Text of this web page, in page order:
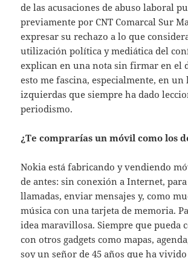
de las acusaciones de abuso laboral
previamente por CNT Comarcal Sur
expresar su rechazo a lo que
utilización política y mediática del
explican en una nota sin firmar en el
esto me fascina, especialmente, en un
izquierdas que siempre ha dado
periodismo.
¿Te comprarías un móvil como los
Nokia está fabricando y vendiendo
de antes: sin conexión a Internet,
llamadas, enviar mensajes y, como
música con una tarjeta de memoria.
idea maravillosa. Siempre que pueda
con otros gadgets como mapas,
soy un señor de 45 años que ha